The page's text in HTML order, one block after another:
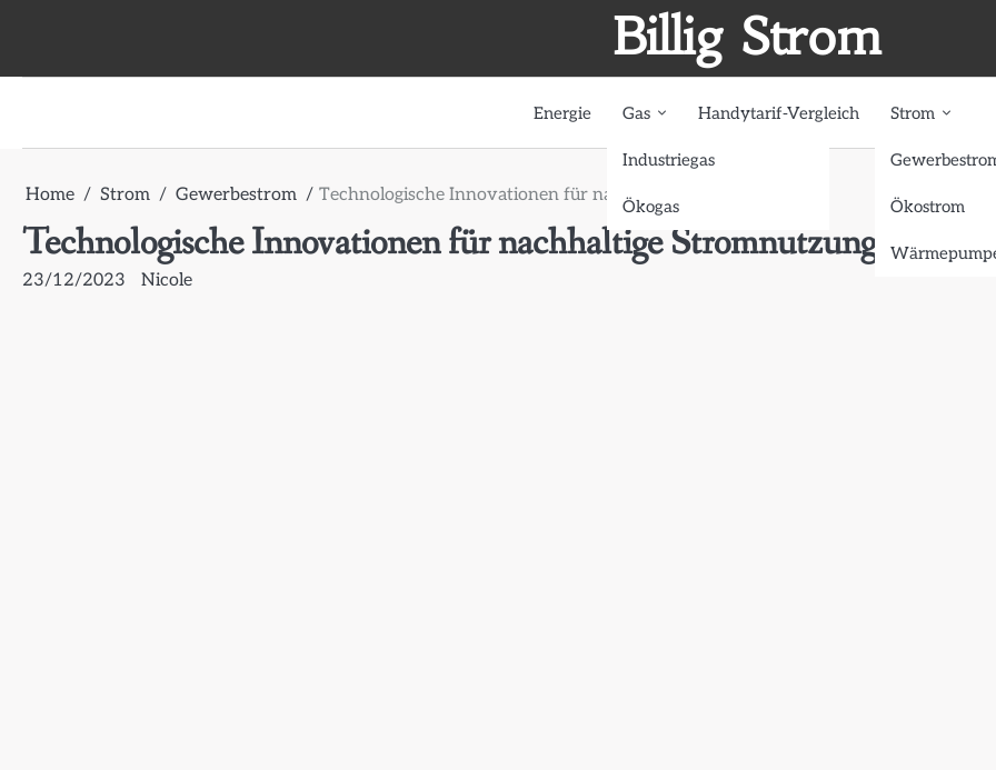
Billig Strom
Energie Gas
Industriegas
Ökogas
Handytarif-Vergleich Strom
Ökostrom
Home Strom Gewerbestrom Technologische Innovationen für nachhaltige Stromnutzung
Technologische Innovationen für nachhaltige Stromnutzung
23/12/2023 Nicole